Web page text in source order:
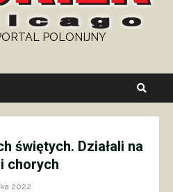
POLONIJNY
świętych. Działali na
chorych
2022